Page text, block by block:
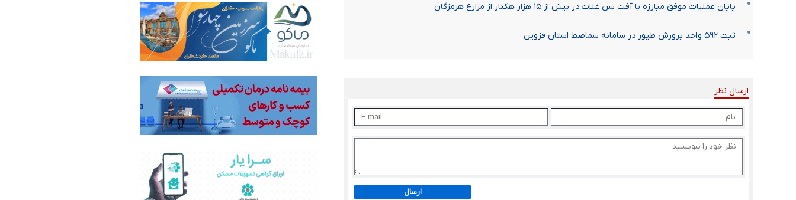
پایان عملیات موفق مبارزه با آفت سن غلات در بیش از ۱۵ هزار هکتار از مزارع هرمزگان
ثبت ۵۹۲ واحد پرورش طیور در سامانه سماصط استان قزوین
ارسال نظر
ارسال